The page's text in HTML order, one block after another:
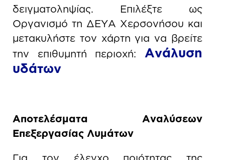
δειγματοληψίας. Επιλέξτε ως
Οργανισμό τη ΔΕΥΑ Χερσονήσου και
μετακυλήστε τον χάρτη για να βρείτε
την επιθυμητή περιοχή: Ανάλυση
υδάτων
Αποτελέσματα Αναλύσεων
Επεξεργασίας Λυμάτων
Για τον έλεγχο ποιότητας της